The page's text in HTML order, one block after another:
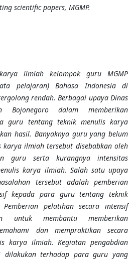
scientific papers, MGMP.
ilmiah kelompok guru MGMP
pelajaran) Bahasa Indonesia di
rendah. Berbagai upaya Dinas
Bojonegoro dalam memberikan
guru tentang teknik menulis karya
hasil. Banyaknya guru yang belum
ilmiah tersebut disebabkan oleh
guru serta kurangnya intensitas
karya ilmiah. Salah satu upaya
tersebut adalah pemberian
kepada para guru tentang teknik
pelatihan secara intensif
untuk membantu memberikan
dan mempraktikan secara
karya ilmiah. Kegiatan pengabdian
dilakukan terhadap para guru yang